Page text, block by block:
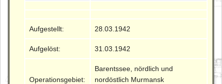
Aufgestellt: 28.03.1942
Aufgelöst: 31.03.1942
Operationsgebiet:
Barentssee, nördlich und
nordöstlich Murmansk